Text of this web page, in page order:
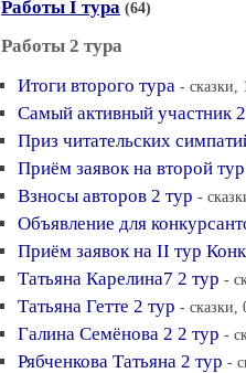
Работы I тура (64)
Работы 2 тура
Итоги второго тура - сказки,
Самый активный участник
Приз читательских
Приём заявок на второй
Взносы авторов 2 тур -
Объявление для
Приём заявок на II тур
Татьяна Карелина7 2 тур -
Татьяна Гетте 2 тур - сказки,
Галина Семёнова 2 2 тур -
Рябченкова Татьяна 2 тур -